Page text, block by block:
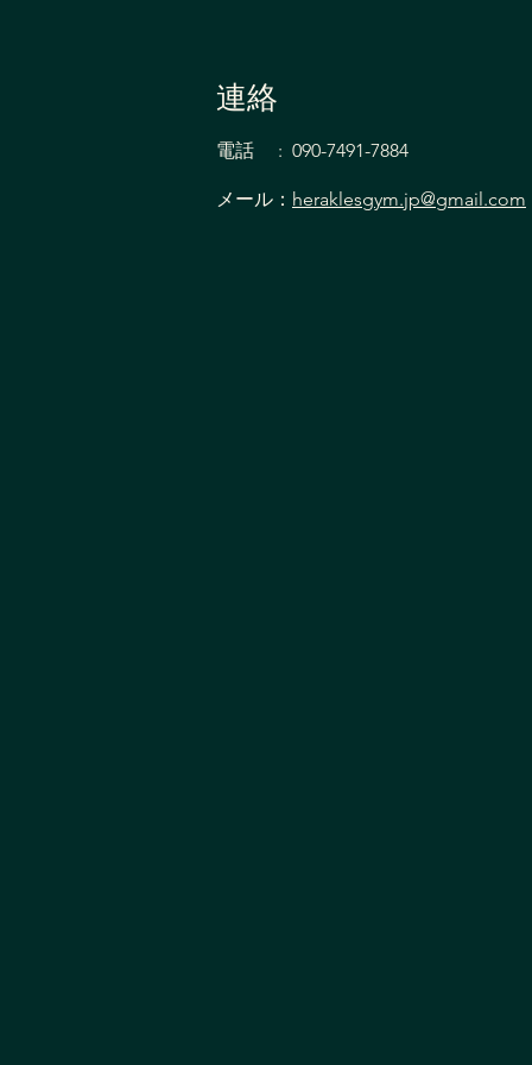
週1回の姿勢改善で、意識しな
くても良い姿勢が身につく身
連絡
電話 : 090-7491-7884
メール： heraklesgym.jp@gmail.com